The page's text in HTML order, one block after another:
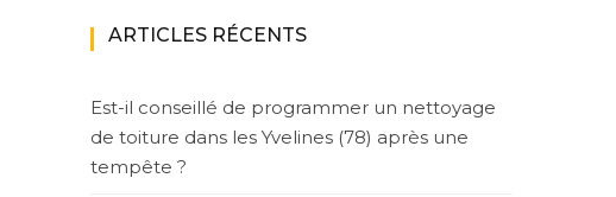
ARTICLES RÉCENTS
Est-il conseillé de programmer un nettoyage
de toiture dans les Yvelines (78) après une
tempête ?